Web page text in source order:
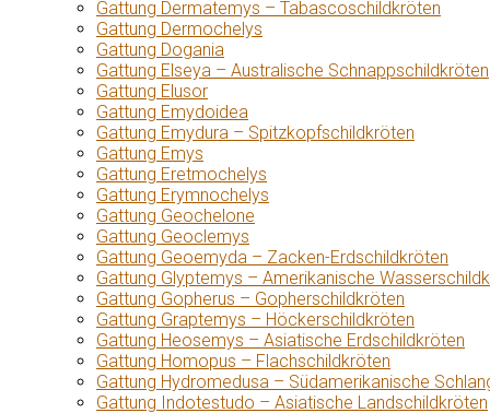
Gattung Dermatemys – Tabascoschildkröten
Gattung Dermochelys
Gattung Dogania
Gattung Elseya – Australische Schnappschildkröten
Gattung Elusor
Gattung Emydoidea
Gattung Emydura – Spitzkopfschildkröten
Gattung Emys
Gattung Eretmochelys
Gattung Erymnochelys
Gattung Geochelone
Gattung Geoclemys
Gattung Geoemyda – Zacken-Erdschildkröten
Gattung Glyptemys – Amerikanische
Gattung Gopherus – Gopherschildkröten
Gattung Graptemys – Höckerschildkröten
Gattung Heosemys – Asiatische Erdschildkröten
Gattung Homopus – Flachschildkröten
Gattung Hydromedusa – Südamerikanische
Gattung Indotestudo – Asiatische Landschildkröten